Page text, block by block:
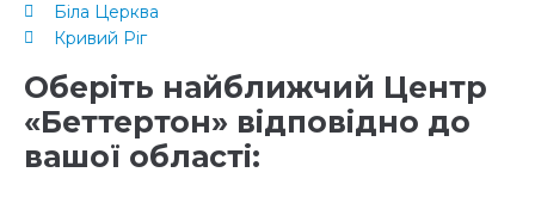
Біла Церква
Кривий Ріг
Оберіть найближчий Центр
«Беттертон» відповідно до
вашої області: